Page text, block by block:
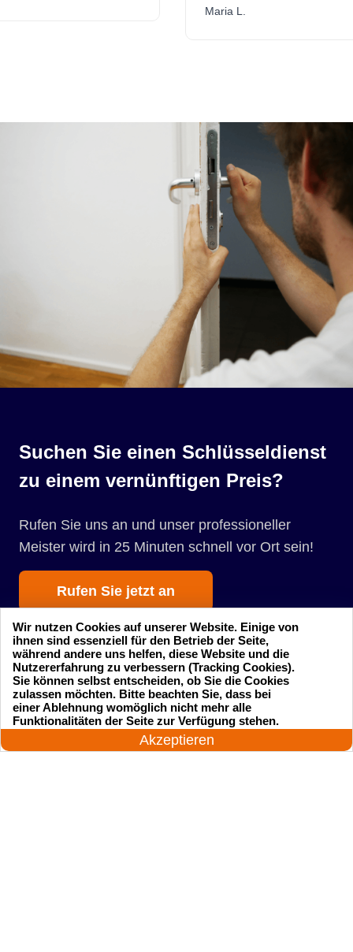
Maria L.
Suchen Sie einen Schlüsseldienst
zu einem vernünftigen Preis?
Rufen Sie uns an und unser professioneller
Meister wird in 25 Minuten schnell vor Ort sein!
Rufen Sie jetzt an
Startseite Einsatzgebiete
Preise
24 Stunden am Tag
Akzeptieren
Wir nutzen Cookies auf unserer Website. Einige von
ihnen sind essenziell für den Betrieb der Seite,
während andere uns helfen, diese Website und die
Nutzererfahrung zu verbessern (Tracking Cookies).
Sie können selbst entscheiden, ob Sie die Cookies
zulassen möchten. Bitte beachten Sie, dass bei
einer Ablehnung womöglich nicht mehr alle
Funktionalitäten der Seite zur Verfügung stehen.